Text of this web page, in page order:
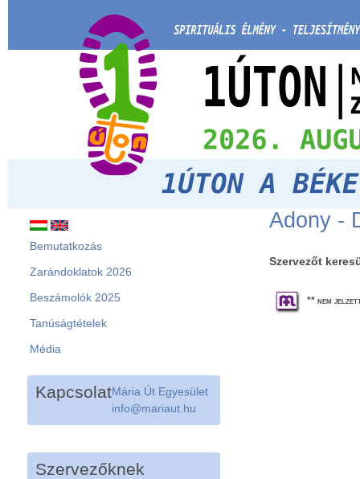
Bemutatkozás
Zarándoklatok 2026
Beszámolók 2025
Tanúságtételek
Média
KapcsolatMária Út Egyesület
info@mariaut.hu
Szervezőknek
Adony -
Szervezőt
** nem